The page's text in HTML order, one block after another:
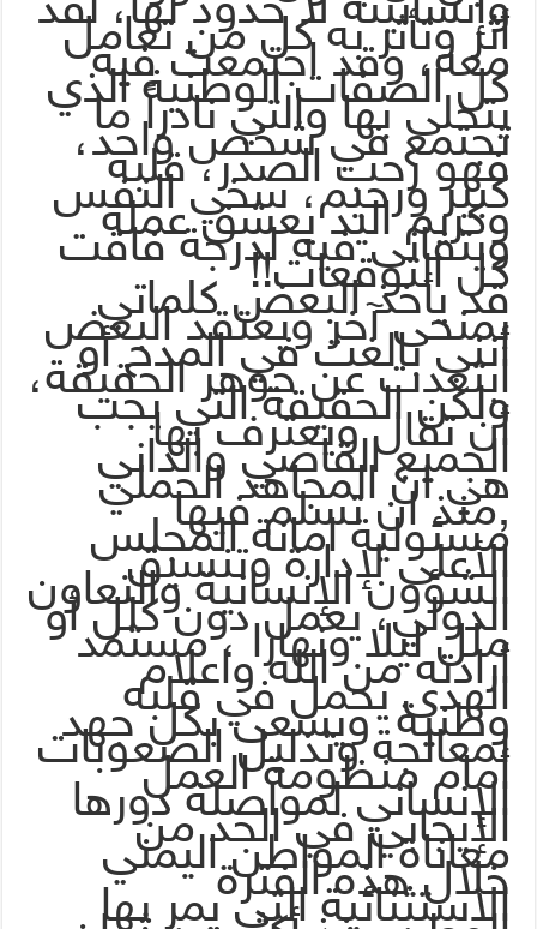
أثر وتأثر به كل من تعامل
معه، وقد اجتمعت فيه
كل الصفات الوطنية الذي
يتحلى بها والتي نادراً ما
تجتمع في شخص واحد،
فهو رحب الصدر، قلبه
كبير ورحيم، سخي النفس
وكريم اليد يعشق عمله
ويتفانى فيه لدرجة فاقت
كل التوقعات!!
قد يأخذ البعض كلماتي
بمنحى آخر ويعتقد البعض
أنني بالغت في المدح أو
ابتعدت عن جوهر الحقيقة،
ولكن الحقيقة التي يجب
أن تقال ويعترف بها
الجميع القاصي والداني
هي ان المجاهد الحملي
,منذ ان تسلم فيها
مسئولية امانة المجلس
الأعلى لإدارة وتنسيق
الشؤون الإنسانية والتعاون
الدولي، يعمل دون كلل أو
ملل ليلا ونهارا ، مستمد
أرادته من الله واعلام
الهدى يحمل في قلبه
وطنية ويسعى بكل جهد
لمعالجة وتذليل الصعوبات
أمام منظومة العمل
الإنساني لمواصلة دورها
الإيجابي في الحد من
معاناة المواطن اليمني
خلال هذه الفترة
الاستثنائية التي يمر بها